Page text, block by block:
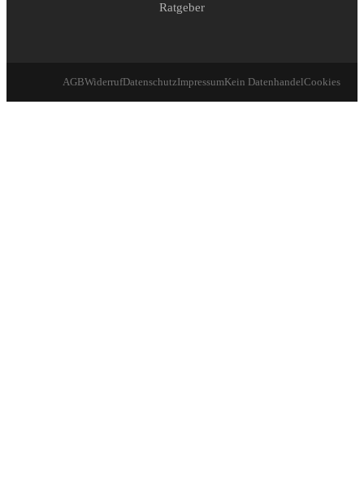
Ratgeber
AGBWiderrufDatenschutzImpressumKein DatenhandelCookies